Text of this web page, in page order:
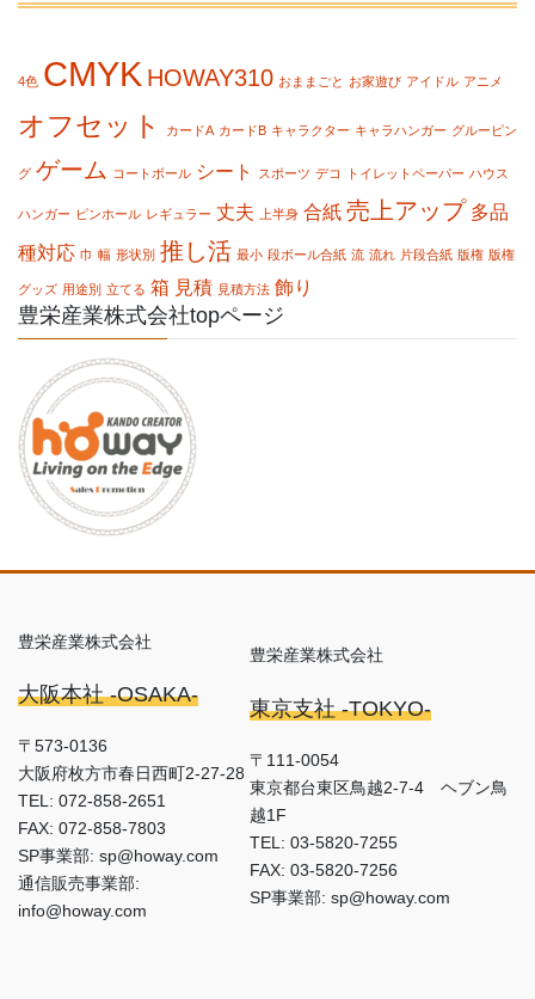
4色 CMYK HOWAY310 おままごと お家遊び アイドル アニメ
オフセット カードA カードB キャラクター キャラハンガー グルーピン
グ ゲーム コートボール シート スポーツ デコ トイレットペーパー ハウス
ハンガー ピンホール レギュラー 丈夫 上半身 合紙 売上アップ 多品
種対応 巾 幅 形状別 推し活 最小 段ボール合紙 流 流れ 片段合紙 版権 版権
グッズ 用途別 立てる 箱 見積 見積方法 飾り
豊栄産業株式会社topページ
豊栄産業株式会社
大阪本社 -OSAKA-
〒573-0136
大阪府枚方市春日西町2-27-28
TEL: 072-858-2651
FAX: 072-858-7803
SP事業部: sp@howay.com
通信販売事業部:
info@howay.com
豊栄産業株式会社
東京支社 -TOKYO-
〒111-0054
東京都台東区鳥越2-7-4 ヘブン鳥
越1F
TEL: 03-5820-7255
FAX: 03-5820-7256
SP事業部: sp@howay.com